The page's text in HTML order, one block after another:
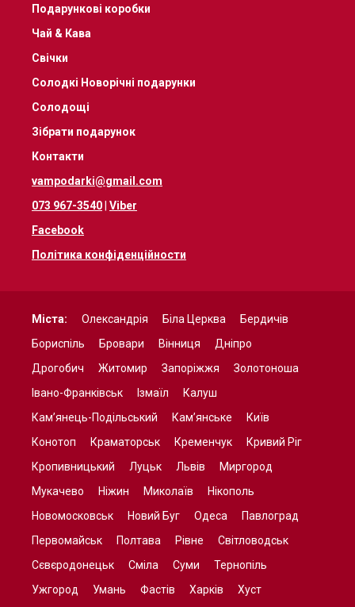
Подарункові коробки
Чай & Кава
Свічки
Солодкі Новорічні подарунки
Солодощі
Зібрати подарунок
Контакти
vampodarki@gmail.com
073 967-3540 Viber
Facebook
Політика конфіденційности
Міста: Олександрія Біла Церква
Бердичів
Бориспіль
Бровари Вінниця
Дніпро
Дрогобич
Житомир Запоріжжя
Золотоноша
Івано-Франківськ
Ізмаїл
Калуш
Кам’янець-Подільський
Кам’янське
Київ
Конотоп
Краматорськ Кременчук
Кривий Ріг
Кропивницький
Луцьк Львів
Миргород
Мукачево
Ніжин Миколаїв
Нікополь
Новомосковськ
Новий Буг Одеса
Павлоград
Первомайськ
Полтава Рівне
Світловодськ
Сєвєродонецьк
Сміла Суми
Тернопіль
Ужгород
Умань Фастів Харків Хуст